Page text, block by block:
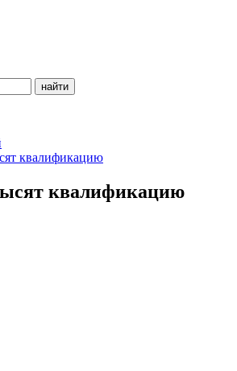
квалификацию
квалификацию